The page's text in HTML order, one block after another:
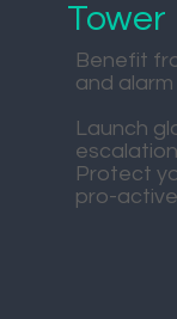
Tower
Benefit
and
Launch
Protect
pro-